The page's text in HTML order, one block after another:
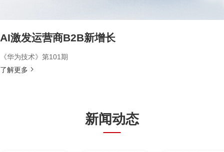
AI激发运营商B2B新增长
《华为技术》第101期
了解更多
新闻动态